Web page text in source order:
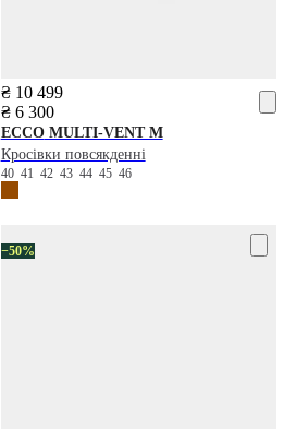
₴ 10 499
₴ 6 300
ECCOMULTI-VENT M
Кросівки повсякденні
40 41 42 43 44 45 46
−50%